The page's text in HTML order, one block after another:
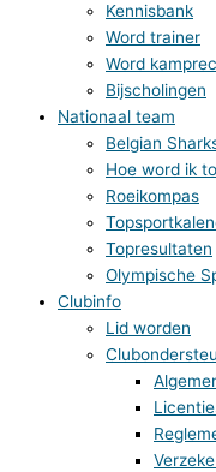
Kennisbank
Word trainer
Word
Bijscholingen
Nationaal team
Belgian
Hoe word ik
Roeikompas
Topresultaten
Olympische
Clubinfo
Lid worden